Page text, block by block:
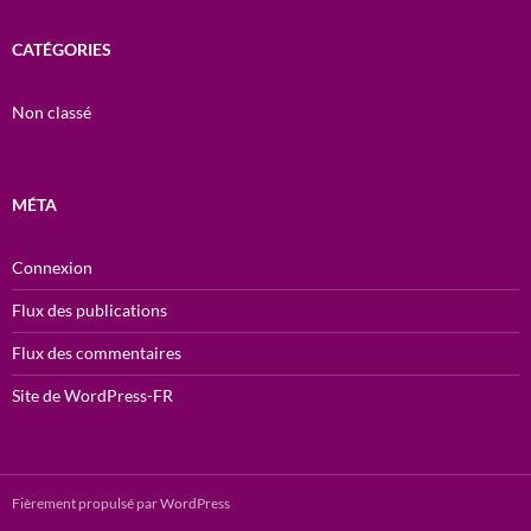
CATÉGORIES
Non classé
MÉTA
Connexion
Flux des publications
Flux des commentaires
Site de WordPress-FR
Fièrement propulsé par WordPress